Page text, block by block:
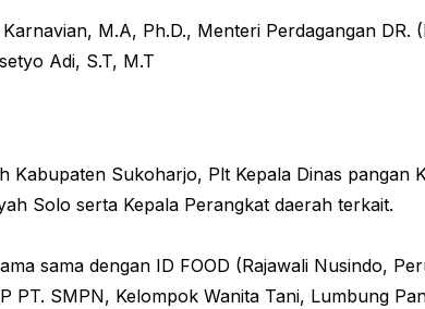
M.A, Ph.D., Menteri Perdagangan DR.
Adi, S.T, M.T
Kabupaten Sukoharjo, Plt Kepala Dinas pangan
Solo serta Kepala Perangkat daerah terkait.
sama dengan ID FOOD (Rajawali Nusindo,
SMPN, Kelompok Wanita Tani, Lumbung